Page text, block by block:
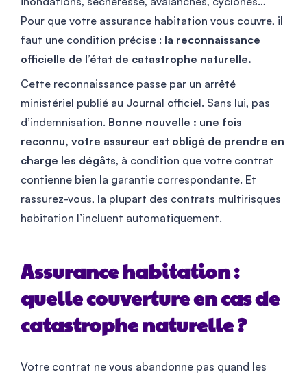
Pour que votre assurance habitation vous couvre, il
faut une condition précise : la reconnaissance
officielle de l’état de catastrophe naturelle.
Cette reconnaissance passe par un arrêté
ministériel publié au Journal officiel. Sans lui, pas
d’indemnisation. Bonne nouvelle : une fois
reconnu, votre assureur est obligé de prendre en
charge les dégâts, à condition que votre contrat
contienne bien la garantie correspondante. Et
rassurez-vous, la plupart des contrats multirisques
habitation l’incluent automatiquement.
Assurance habitation :
quelle couverture en cas de
catastrophe naturelle ?
Votre contrat ne vous abandonne pas quand les